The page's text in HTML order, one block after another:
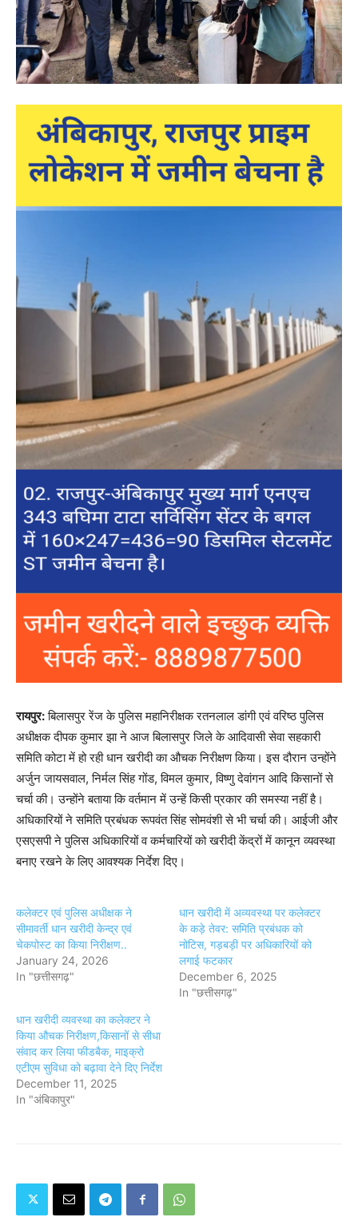
रायपुर:बिलासपुर रेंज के पुलिस महानिरीक्षक रतनलाल डांगी एवं वरिष्ठ पुलिस
अधीक्षक दीपक कुमार झा ने आज बिलासपुर जिले के आदिवासी सेवा सहकारी
समिति कोटा में हो रही धान खरीदी का औचक निरीक्षण किया। इस दौरान उन्होंने
अर्जुन जायसवाल, निर्मल सिंह गोंड, विमल कुमार, विष्णु देवांगन आदि किसानों से
चर्चा की। उन्होंने बताया कि वर्तमान में उन्हें किसी प्रकार की समस्या नहीं है।
अधिकारियों ने समिति प्रबंधक रूपवंत सिंह सोमवंशी से भी चर्चा की। आईजी और
एसएसपी ने पुलिस अधिकारियों व कर्मचारियों को खरीदी केंद्रों में कानून व्यवस्था
बनाए रखने के लिए आवश्यक निर्देश दिए।
कलेक्टर एवं पुलिस अधीक्षक ने
सीमावर्ती धान खरीदी केन्द्र एवं
चेकपोस्ट का किया निरीक्षण..
January 24, 2026
In "छत्तीसगढ़"
धान खरीदी में अव्यवस्था पर कलेक्टर
के कड़े तेवर: समिति प्रबंधक को
नोटिस, गड़बड़ी पर अधिकारियों को
लगाई फटकार
December 6, 2025
In "छत्तीसगढ़"
धान खरीदी व्यवस्था का कलेक्टर ने
किया औचक निरीक्षण,किसानों से सीधा
संवाद कर लिया फीडबैक, माइक्रो
एटीएम सुविधा को बढ़ावा देने दिए निर्देश
December 11, 2025
In "अंबिकापुर"